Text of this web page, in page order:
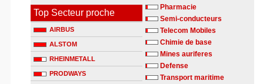
Top Secteur proche
AIRBUS
ALSTOM
RHEINMETALL
PRODWAYS
Pharmacie
Semi-conducteurs
Telecom Mobiles
Chimie de base
Mines auriferes
Defense
Transport maritime